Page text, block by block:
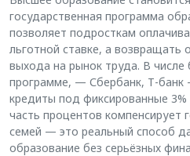
государственная программа
позволяет подросткам
льготной ставке, а
выхода на рынок труда. В
программе, — Сбербанк, Т-
кредиты под фиксированные
часть процентов компенсирует
семей — это реальный способ
образование без серьёзных